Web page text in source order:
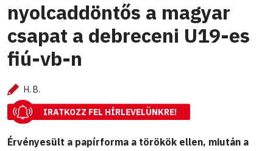
nyolcaddöntős a magyar
csapat a debreceni U19-es
fiú-vb-n
H. B.
IRATKOZZ FEL HÍRLEVELÜNKRE!
Érvényesült a papírforma a törökök ellen, miután a